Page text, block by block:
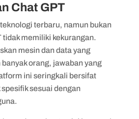
Chat GPT
terbaru, namun bukan
tidak memiliki kekurangan.
mesin dan data yang
orang, jawaban yang
ini seringkali bersifat
sesuai dengan